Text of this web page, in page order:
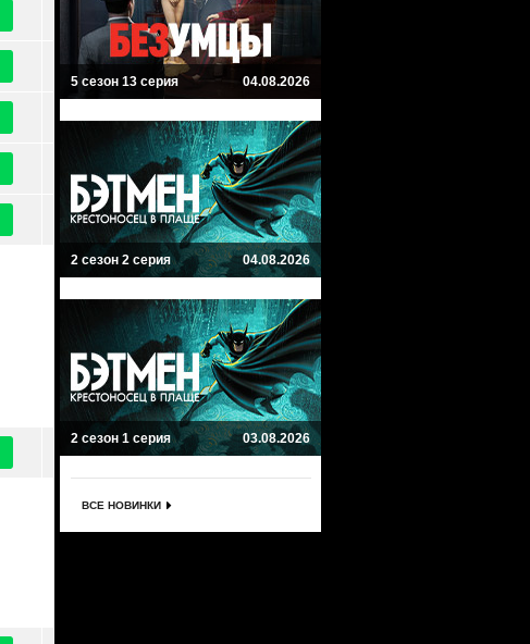
5 сезон 13 серия 04.08.2026
2 сезон 2 серия 04.08.2026
2 сезон 1 серия 03.08.2026
ВСЕ НОВИНКИ